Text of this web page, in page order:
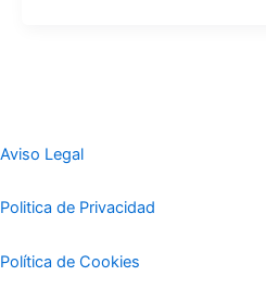
Aviso Legal
Politica de Privacidad
Política de Cookies